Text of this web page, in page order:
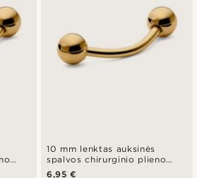
10 mm lenktas auksinės
spalvos chirurginio plieno
strypelis su rutuliuku
6,95 €